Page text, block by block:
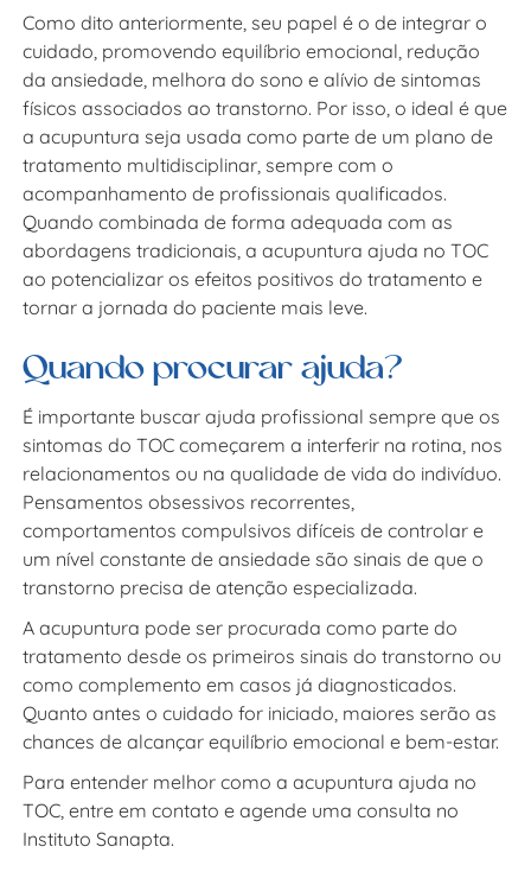
Como dito anteriormente, seu papel é o de integrar o
cuidado, promovendo equilíbrio emocional, redução
da ansiedade, melhora do sono e alívio de sintomas
físicos associados ao transtorno. Por isso, o ideal é que
a acupuntura seja usada como parte de um plano de
tratamento multidisciplinar, sempre com o
acompanhamento de profissionais qualificados.
Quando combinada de forma adequada com as
abordagens tradicionais, aacupuntura ajuda no TOC
ao potencializar os efeitos positivos do tratamento e
tornar a jornada do paciente mais leve.
Quando procurar ajuda?
É importante buscar ajuda profissional sempre que os
sintomas do TOC começarem a interferir na rotina, nos
relacionamentos ou na qualidade de vida do indivíduo.
Pensamentos obsessivos recorrentes,
comportamentos compulsivos difíceis de controlar e
um nível constante de ansiedade são sinais de que o
transtorno precisa de atenção especializada.
A acupuntura pode ser procurada como parte do
tratamento desde os primeiros sinais do transtorno ou
como complemento em casos já diagnosticados.
Quanto antes o cuidado for iniciado, maiores serão as
chances de alcançar equilíbrio emocional e bem-estar.
Para entender melhor como aacupuntura ajuda no
TOC , entre em contato e agende uma consulta no
Instituto Sanapta.